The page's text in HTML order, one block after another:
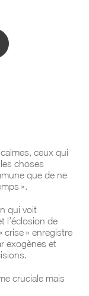
ceux qui
choses
que de ne
».
qui voit
l’éclosion de
crise » enregistre
exogènes et
cruciale mais